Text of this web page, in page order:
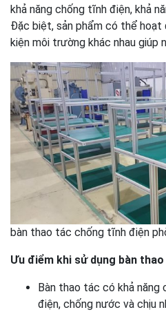
khả năng chống tĩnh điện, khả
Đặc biệt, sản phẩm có thể
kiện môi trường khác nhau giúp
bàn thao tác chống tĩnh điện
Ưu điểm khi sử dụng bàn
Bàn thao tác có khả
điện, chống nước và chịu